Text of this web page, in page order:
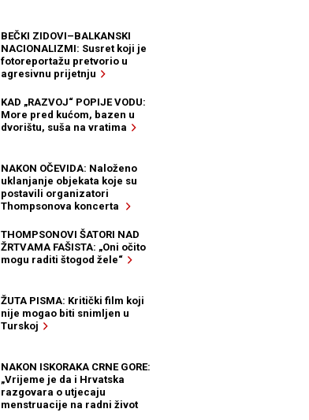
BEČKI ZIDOVI–BALKANSKI
NACIONALIZMI: Susret koji je
fotoreportažu pretvorio u
agresivnu prijetnju
KAD „RAZVOJ“ POPIJE VODU:
More pred kućom, bazen u
dvorištu, suša na vratima
NAKON OČEVIDA: Naloženo
uklanjanje objekata koje su
postavili organizatori
Thompsonova koncerta
THOMPSONOVI ŠATORI NAD
ŽRTVAMA FAŠISTA: „Oni očito
mogu raditi štogod žele“
ŽUTA PISMA: Kritički film koji
nije mogao biti snimljen u
Turskoj
NAKON ISKORAKA CRNE GORE:
„Vrijeme je da i Hrvatska
razgovara o utjecaju
menstruacije na radni život